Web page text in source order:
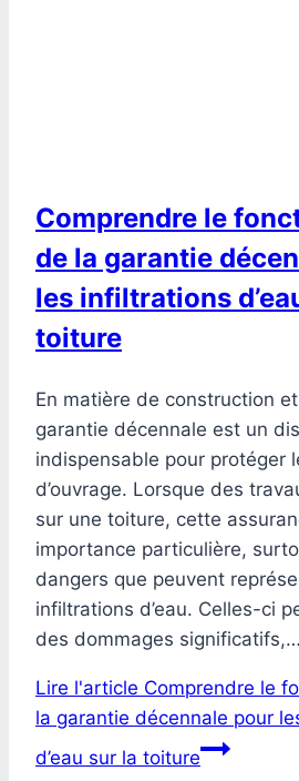
Comprendre le
de la garantie
les infiltrations
toiture
En matière de construction
garantie décennale est un
indispensable pour protéger
d’ouvrage. Lorsque des
sur une toiture, cette
importance particulière,
dangers que peuvent
infiltrations d’eau. Celles-ci
des dommages significatifs,…
Lire l'article Comprendre le
la garantie décennale pour
d’eau sur la toiture